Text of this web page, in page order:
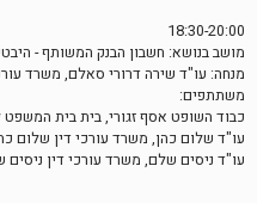
18:30-20:00
מושב בנושא: חשבון הבנק המשותף -
מנחה: עו"ד שירה דרורי סאלם, משרד
משתתפים:
כבוד השופט אסף זגורי, בית בית המשפט
עו"ד שלום כהן, משרד עורכי דין שלום
עו"ד ניסים שלם, משרד עורכי דין